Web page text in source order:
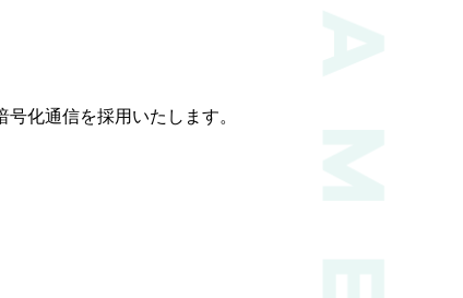
化通信を採用いたします。